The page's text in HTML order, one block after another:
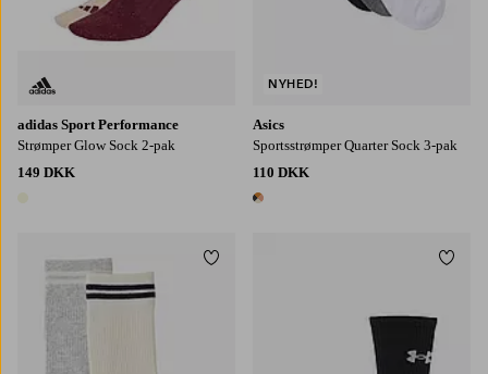
adidas Sport Performance
Strømper Glow Sock 2-pak
149 DKK
1 farve
Asics
Sportsstrømper Quarter Sock 3-pak
110 DKK
1 farve
NYHED!
Tilføj til favoritter